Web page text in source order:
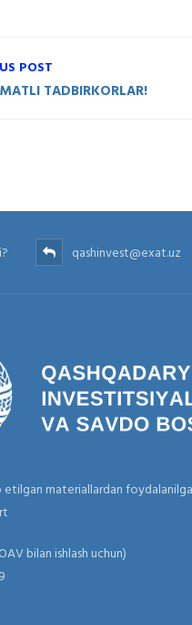
POST
TADBIRKORLAR!
qashinvest@exat.uz
etilgan materiallardan
bilan ishlash uchun)